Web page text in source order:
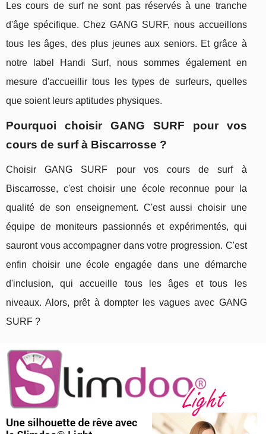
Les cours de surf ne sont pas réservés à une tranche
d'âge spécifique. Chez GANG SURF, nous accueillons
tous les âges, des plus jeunes aux seniors. Et grâce à
notre label Handi Surf, nous sommes également en
mesure d'accueillir tous les types de surfeurs, quelles
que soient leurs aptitudes physiques.
Pourquoi choisir GANG SURF pour vos
cours de surf à Biscarrosse ?
Choisir GANG SURF pour vos cours de surf à
Biscarrosse, c'est choisir une école reconnue pour la
qualité de son enseignement. C'est aussi choisir une
équipe de moniteurs passionnés et expérimentés, qui
sauront vous accompagner dans votre progression. C'est
enfin choisir une école engagée dans une démarche
d'inclusion, qui accueille tous les âges et tous les
niveaux. Alors, prêt à dompter les vagues avec GANG
SURF ?